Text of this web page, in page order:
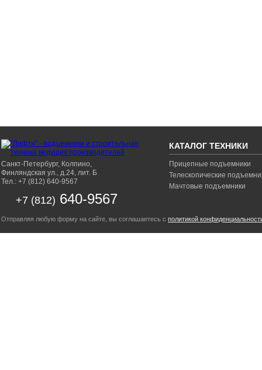
Санкт-Петербург, Колпино,
Финляндская ул., д.24, лит. Б
Тел.: +7 (812) 640-9567
+7 (812) 640-9567
КАТАЛОГ ТЕХНИКИ
Прицепные подъемники
Телескопические
Мачтовые подъемники
Отправляя любую форму на сайте, вы соглашаетесь с политикой